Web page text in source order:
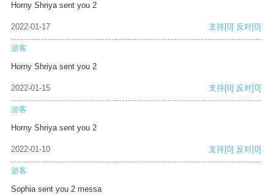
Horny Shriya sent you 2
2022-01-17 支持[0] 反对[0]
游客
Horny Shriya sent you 2
2022-01-15 支持[0] 反对[0]
游客
Horny Shriya sent you 2
2022-01-10 支持[0] 反对[0]
游客
Sophia sent you 2 messa